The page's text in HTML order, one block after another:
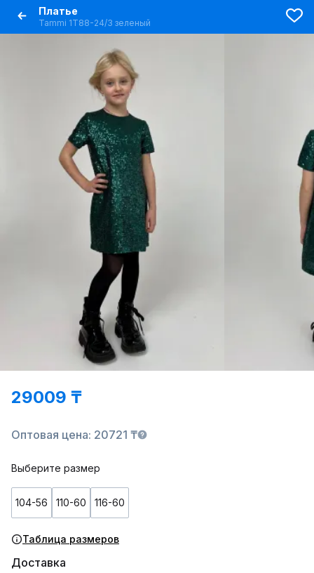
Платье
Tammi 1Т88-24/3 зеленый
29009 ₸
Оптовая цена: 20721 ₸
Выберите размер
104-56 110-60 116-60
Таблица размеров
Доставка